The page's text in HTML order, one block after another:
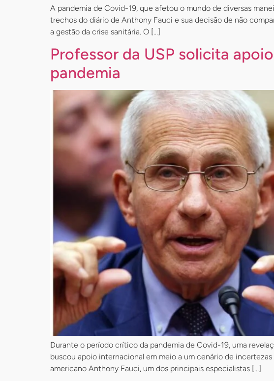
A pandemia de Covid-19, que afetou o mundo de diversas
trechos do diário de Anthony Fauci e sua decisão de não
a gestão da crise sanitária. O […]
Professor da USP solicita
pandemia
Durante o período crítico da pandemia de Covid-19, uma
buscou apoio internacional em meio a um cenário de
americano Anthony Fauci, um dos principais especialistas […]